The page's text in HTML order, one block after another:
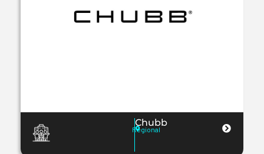
Chubb
Regional